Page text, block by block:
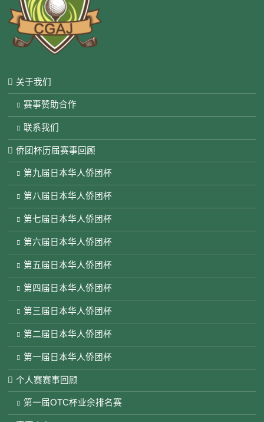
关于我们
赛事赞助合作
联系我们
侨团杯历届赛事回顾
第九届日本华人侨团杯
第八届日本华人侨团杯
第七届日本华人侨团杯
第六届日本华人侨团杯
第五届日本华人侨团杯
第四届日本华人侨团杯
第三届日本华人侨团杯
第二届日本华人侨团杯
第一届日本华人侨团杯
个人赛赛事回顾
第一届OTC杯业余排名赛